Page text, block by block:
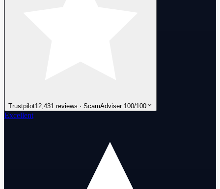
Trustpilot12,431 reviews · ScamAdviser 100/100
Excellent